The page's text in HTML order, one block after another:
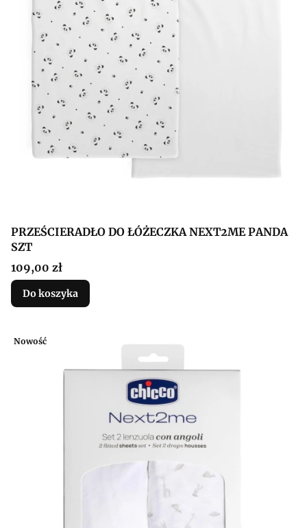
PRZEŚCIERADŁO DO ŁÓŻECZKA NEXT2ME PANDA
SZT
Cena
109,00 zł
Do koszyka
Nowość